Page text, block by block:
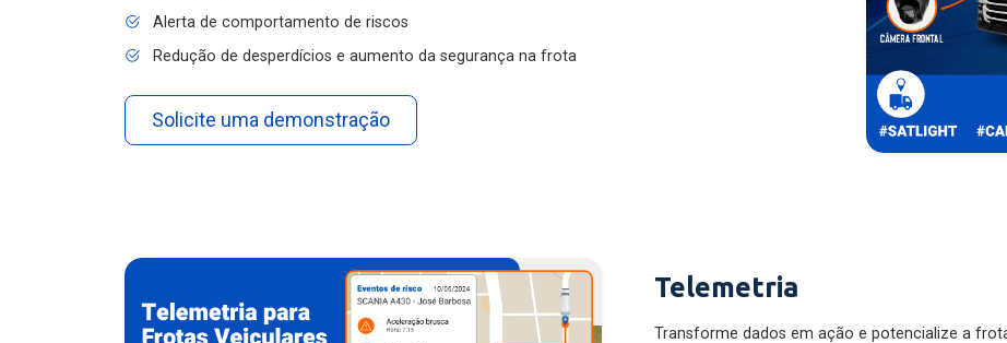
Alerta de comportamento de riscos
Redução de desperdícios e aumento da segurança na frota
Solicite uma demonstração
Telemetria
Transforme dados em ação e potencialize a frota.